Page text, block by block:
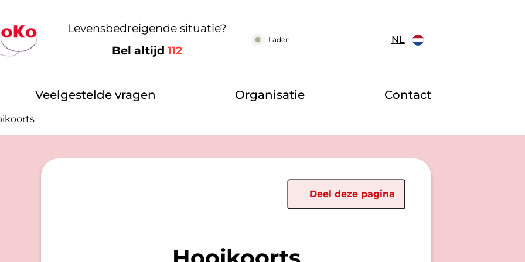
Levensbedreigende situatie?
Bel altijd 112
Laden NL
Veelgestelde vragen Organisatie Contact
Deel deze pagina